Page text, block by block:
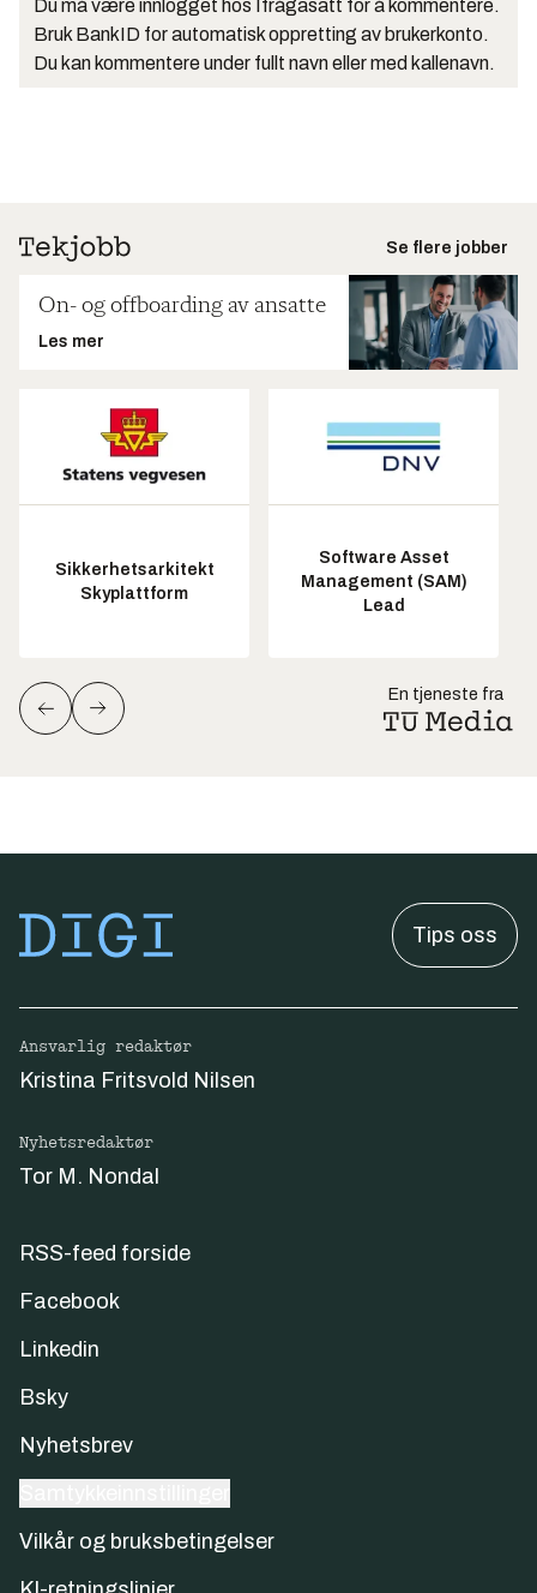
Du må være innlogget hos Ifrågasätt for å kommentere.
Bruk BankID for automatisk oppretting av brukerkonto.
Du kan kommentere under fullt navn eller med kallenavn.
Se flere jobber
On- og offboarding av ansatte
Les mer
Sikkerhetsarkitekt
Skyplattform
Software Asset
Management (SAM)
Lead
En tjeneste fra
Tips oss
Ansvarlig redaktør
Kristina Fritsvold Nilsen
Nyhetsredaktør
Tor M. Nondal
RSS-feed forside
Facebook
Linkedin
Bsky
Nyhetsbrev
Vilkår og bruksbetingelser